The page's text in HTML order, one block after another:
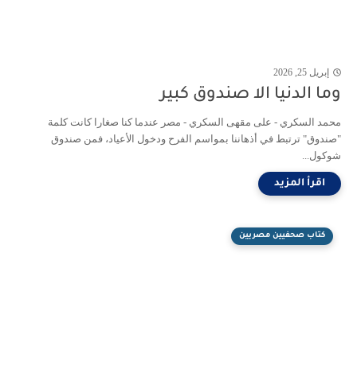
إبريل 25, 2026
وما الدنيا الا صندوق كبير
محمد السكري - على مقهى السكري - مصر عندما كنا صغارا كانت كلمة
"صندوق" ترتبط في أذهاننا بمواسم الفرح ودخول الأعياد، فمن صندوق
شوكول...
كتاب صحفيين مصريين